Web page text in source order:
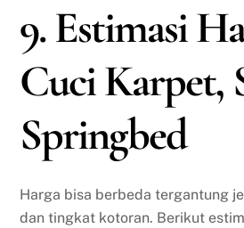
9. Estimasi
Cuci Karpet,
Springbed
Harga bisa berbeda tergantung
dan tingkat kotoran. Berikut